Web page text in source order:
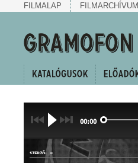
FILMALAP FILMARCHÍVUM
00:00
SZERZŐ: -